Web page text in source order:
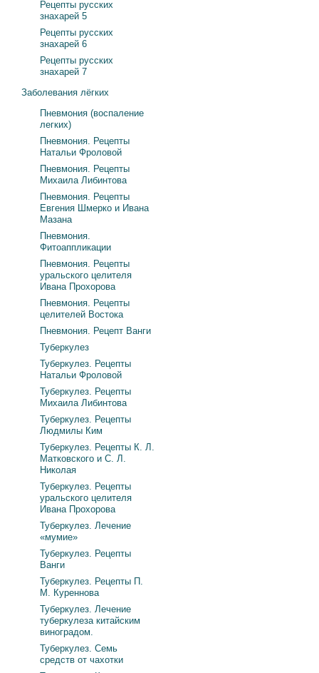
Рецепты русских
знахарей 5
Рецепты русских
знахарей 6
Рецепты русских
знахарей 7
Заболевания лёгких
Пневмония (воспаление
легких)
Пневмония. Рецепты
Натальи Фроловой
Пневмония. Рецепты
Михаила Либинтова
Пневмония. Рецепты
Евгения Шмерко и Ивана
Мазана
Пневмония.
Фитоаппликации
Пневмония. Рецепты
уральского целителя
Ивана Прохорова
Пневмония. Рецепты
целителей Востока
Пневмония. Рецепт Ванги
Туберкулез
Туберкулез. Рецепты
Натальи Фроловой
Туберкулез. Рецепты
Михаила Либинтова
Туберкулез. Рецепты
Людмилы Ким
Туберкулез. Рецепты К. Л.
Матковского и С. Л.
Николая
Туберкулез. Рецепты
уральского целителя
Ивана Прохорова
Туберкулез. Лечение
«мумие»
Туберкулез. Рецепты
Ванги
Туберкулез. Рецепты П.
М. Куреннова
Туберкулез. Лечение
туберкулеза китайским
виноградом.
Туберкулез. Семь
средств от чахотки